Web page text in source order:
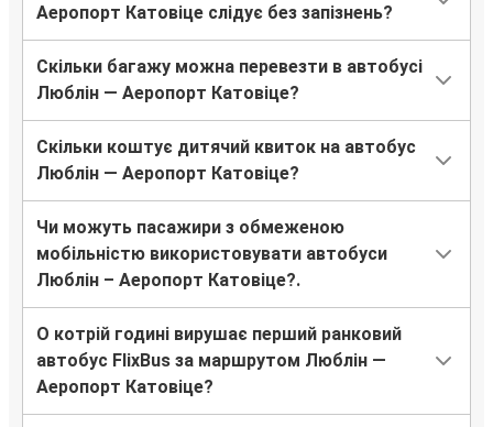
Аеропорт Катовіце слідує без запізнень?
Скільки багажу можна перевезти в автобусі
Люблін — Аеропорт Катовіце?
Скільки коштує дитячий квиток на автобус
Люблін — Аеропорт Катовіце?
Чи можуть пасажири з обмеженою
мобільністю використовувати автобуси
Люблін – Аеропорт Катовіце?.
О котрій годині вирушає перший ранковий
автобус FlixBus за маршрутом Люблін —
Аеропорт Катовіце?